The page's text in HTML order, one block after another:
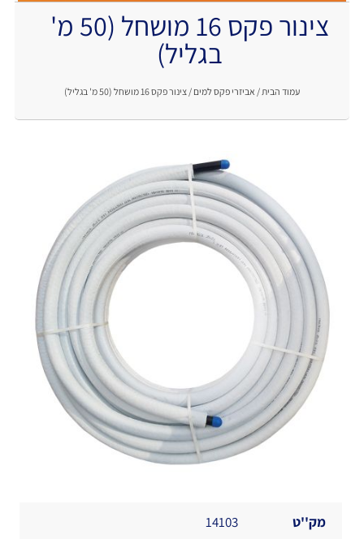
צינור פקס 16 מושחל (50 מ'
בגליל)
עמוד הבית / אביזרי פקס למים / צינור פקס 16 מושחל (50 מ' בגליל)
.
מק''ט
14103